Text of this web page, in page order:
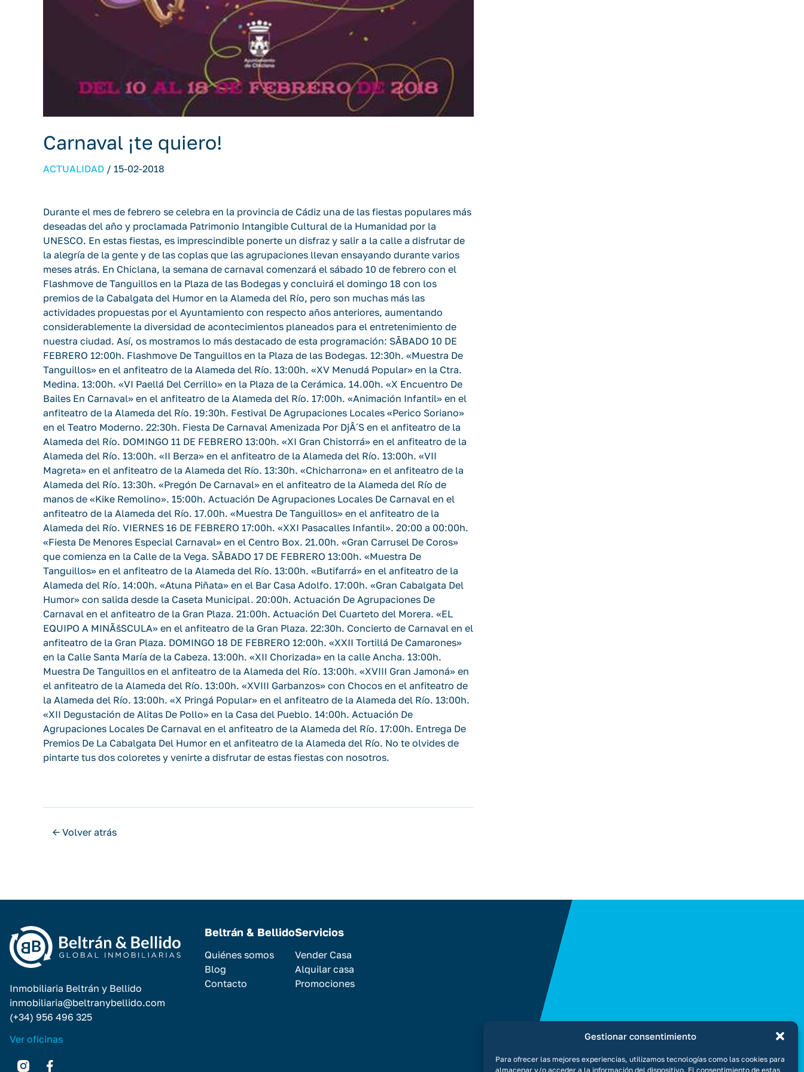
Gestionar consentimiento
Para ofrecer las mejores experiencias, utilizamos tecnologías como las cookies para
almacenar y/o acceder a la información del dispositivo. El consentimiento de estas
Carnaval ¡te quiero!
ACTUALIDAD / 15-02-2018
Durante el mes de febrero se celebra en la provincia de Cádiz una de las fiestas populares más
deseadas del año y proclamada Patrimonio Intangible Cultural de la Humanidad por la
UNESCO. En estas fiestas, es imprescindible ponerte un disfraz y salir a la calle a disfrutar de
la alegría de la gente y de las coplas que las agrupaciones llevan ensayando durante varios
meses atrás. En Chiclana, la semana de carnaval comenzará el sábado 10 de febrero con el
Flashmove de Tanguillos en la Plaza de las Bodegas y concluirá el domingo 18 con los
premios de la Cabalgata del Humor en la Alameda del Río, pero son muchas más las
actividades propuestas por el Ayuntamiento con respecto años anteriores, aumentando
considerablemente la diversidad de acontecimientos planeados para el entretenimiento de
nuestra ciudad. Así, os mostramos lo más destacado de esta programación: SÃBADO 10 DE
FEBRERO 12:00h. Flashmove De Tanguillos en la Plaza de las Bodegas. 12:30h. «Muestra De
Tanguillos» en el anfiteatro de la Alameda del Río. 13:00h. «XV Menudá Popular» en la Ctra.
Medina. 13:00h. «VI Paellá Del Cerrillo» en la Plaza de la Cerámica. 14.00h. «X Encuentro De
Bailes En Carnaval» en el anfiteatro de la Alameda del Río. 17:00h. «Animación Infantil» en el
anfiteatro de la Alameda del Río. 19:30h. Festival De Agrupaciones Locales «Perico Soriano»
en el Teatro Moderno. 22:30h. Fiesta De Carnaval Amenizada Por DjÂ´S en el anfiteatro de la
Alameda del Río. DOMINGO 11 DE FEBRERO 13:00h. «XI Gran Chistorrá» en el anfiteatro de la
Alameda del Río. 13:00h. «II Berza» en el anfiteatro de la Alameda del Río. 13:00h. «VII
Magreta» en el anfiteatro de la Alameda del Río. 13:30h. «Chicharrona» en el anfiteatro de la
Alameda del Río. 13:30h. «Pregón De Carnaval» en el anfiteatro de la Alameda del Río de
manos de «Kike Remolino». 15:00h. Actuación De Agrupaciones Locales De Carnaval en el
anfiteatro de la Alameda del Río. 17.00h. «Muestra De Tanguillos» en el anfiteatro de la
Alameda del Río. VIERNES 16 DE FEBRERO 17:00h. «XXI Pasacalles Infantil». 20:00 a 00:00h.
«Fiesta De Menores Especial Carnaval» en el Centro Box. 21.00h. «Gran Carrusel De Coros»
que comienza en la Calle de la Vega. SÃBADO 17 DE FEBRERO 13:00h. «Muestra De
Tanguillos» en el anfiteatro de la Alameda del Río. 13:00h. «Butifarrá» en el anfiteatro de la
Alameda del Río. 14:00h. «Atuna Piñata» en el Bar Casa Adolfo. 17:00h. «Gran Cabalgata Del
Humor» con salida desde la Caseta Municipal. 20:00h. Actuación De Agrupaciones De
Carnaval en el anfiteatro de la Gran Plaza. 21:00h. Actuación Del Cuarteto del Morera. «EL
EQUIPO A MINÃšSCULA» en el anfiteatro de la Gran Plaza. 22:30h. Concierto de Carnaval en el
anfiteatro de la Gran Plaza. DOMINGO 18 DE FEBRERO 12:00h. «XXII Tortillá De Camarones»
en la Calle Santa María de la Cabeza. 13:00h. «XII Chorizada» en la calle Ancha. 13:00h.
Muestra De Tanguillos en el anfiteatro de la Alameda del Río. 13:00h. «XVIII Gran Jamoná» en
el anfiteatro de la Alameda del Río. 13:00h. «XVIII Garbanzos» con Chocos en el anfiteatro de
la Alameda del Río. 13:00h. «X Pringá Popular» en el anfiteatro de la Alameda del Río. 13:00h.
«XII Degustación de Alitas De Pollo» en la Casa del Pueblo. 14:00h. Actuación De
Agrupaciones Locales De Carnaval en el anfiteatro de la Alameda del Río. 17:00h. Entrega De
Premios De La Cabalgata Del Humor en el anfiteatro de la Alameda del Río. No te olvides de
pintarte tus dos coloretes y venirte a disfrutar de estas fiestas con nosotros.
← Volver atrás
Inmobiliaria Beltrán y Bellido
inmobiliaria@beltranybellido.com
(+34) 956 496 325
Ver oficinas
Beltrán & Bellido
Quiénes somos
Blog
Contacto
Servicios
Vender Casa
Alquilar casa
Promociones